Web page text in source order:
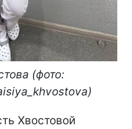
(фото:
Хвостовой